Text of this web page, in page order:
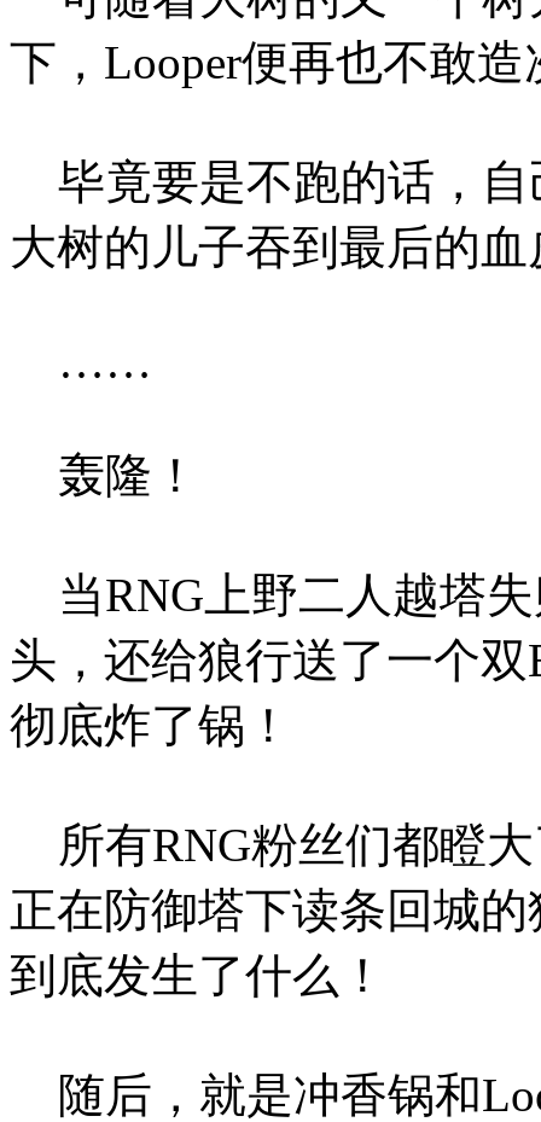
下，Looper便再也不敢
毕竟要是不跑的话，自
大树的儿子吞到最后的血
……
轰隆！
当RNG上野二人越塔
头，还给狼行送了一个
彻底炸了锅！
所有RNG粉丝们都瞪
正在防御塔下读条回城
到底发生了什么！
随后，就是冲香锅和